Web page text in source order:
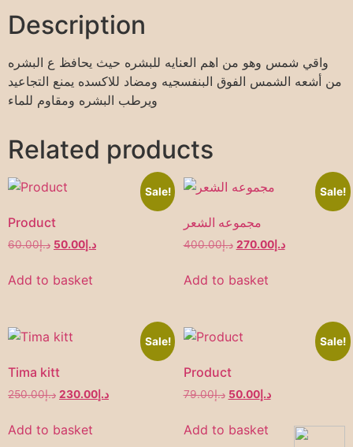
Description
واقي شمس وهو من اهم العنايه للبشره حيث يحافظ ع البشره
من أشعه الشمس الفوق البنفسجيه ومضاد للاكسده يمنع التجاعيد
ويرطب البشره ومقاوم للماء
Related products
Sale!
Product
د.إ60.00 د.إ 50.00
Add to basket
Sale!
مجموعه الشعر
د.إ400.00 د.إ270.00
Add to basket
Sale!
Tima kitt
د.إ250.00 د.إ 230.00
Add to basket
Sale!
Product
د.إ79.00 د.إ50.00
Add to basket